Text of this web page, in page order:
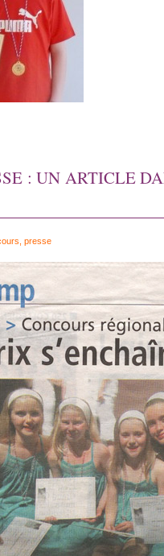
: UN ARTICLE
presse